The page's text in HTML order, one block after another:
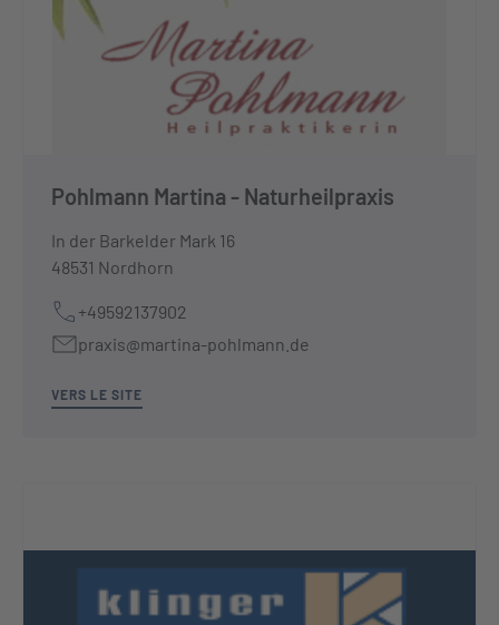
Pohlmann Martina - Naturheilpraxis
In der Barkelder Mark 16
48531 Nordhorn
+49592137902
praxis@martina-pohlmann.de
VERS LE SITE